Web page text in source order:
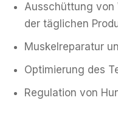
Ausschüttung von
der täglichen
Muskelreparatur
Optimierung des
Regulation von